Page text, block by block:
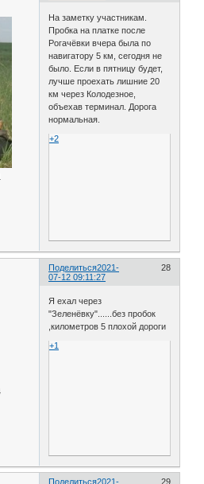
На заметку участникам.
Пробка на платке после
Рогачёвки вчера была по
навигатору 5 км, сегодня не
было. Если в пятницу будет,
лучше проехать лишние 20
км через Колодезное,
объехав терминал. Дорога
нормальная.
+2
Поделиться 28
2021-
07-12 09:11:27
Я ехал через
"Зеленёвку"......без пробок
,километров 5 плохой дороги
+1
Поделиться 29
2021-